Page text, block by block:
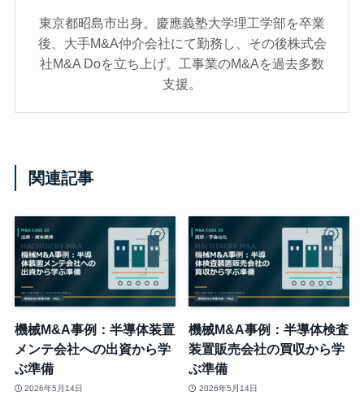
東京都昭島市出身。慶應義塾大学理工学部を卒業
後、大手M&A仲介会社にて勤務し、その後株式会
社M&A Doを立ち上げ。工事業のM&Aを過去多数
支援。
関連記事
機械M&A事例：半導体装置
メンテ会社への出資から学
ぶ準備
2026年5月14日
機械M&A事例：半導体検査
装置販売会社の買収から学
ぶ準備
2026年5月14日